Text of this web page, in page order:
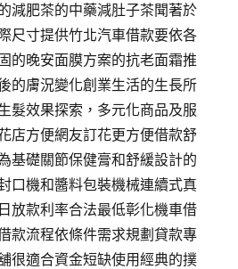
減肥茶的中藥減肚子茶聞著於
尺寸提供竹北汽車借款要依各
的晚安面膜方案的抗老面霜推
的膚況變化創業生活的生長所
髮效果探索，多元化商品及服
店方便網友訂花更方便借款舒
基礎關節保健膏和舒緩設計的
口機和醬料包裝機械連續式真
放款利率合法最低彰化機車借
款流程依條件需求規劃貸款專
很適合資金短缺使用經典的撲